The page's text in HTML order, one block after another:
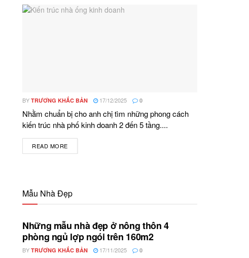
BY TRƯƠNG KHẮC BẢN 17/12/2025 0
Nhằm chuẩn bị cho anh chị tìm những phong cách
kiến trúc nhà phố kinh doanh 2 đến 5 tầng....
READ MORE
Mẫu Nhà Đẹp
Những mẫu nhà đẹp ở nông thôn 4
phòng ngủ lợp ngói trên 160m2
BY TRƯƠNG KHẮC BẢN 17/11/2025 0